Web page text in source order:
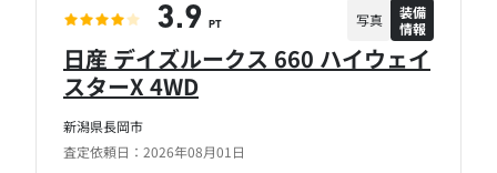
新潟県長岡市
査定依頼日：2026年08月01日
日産 デイズルークス 660 ハイウェイ
スターX 4WD
3.9 PT 写真
装備
情報